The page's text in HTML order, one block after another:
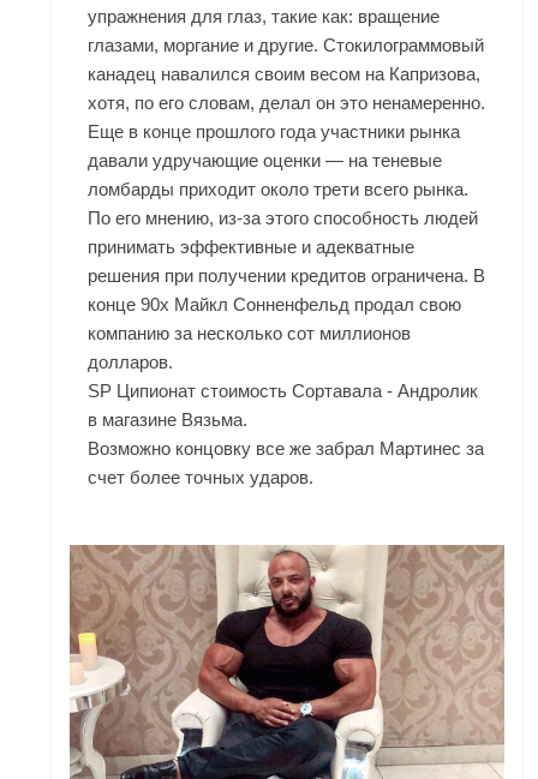
упражнения для глаз, такие как: вращение
глазами, моргание и другие. Стокилограммовый
канадец навалился своим весом на Капризова,
хотя, по его словам, делал он это ненамеренно.
Еще в конце прошлого года участники рынка
давали удручающие оценки — на теневые
ломбарды приходит около трети всего рынка.
По его мнению, из-за этого способность людей
принимать эффективные и адекватные
решения при получении кредитов ограничена. В
конце 90х Майкл Сонненфельд продал свою
компанию за несколько сот миллионов
долларов.
SP Ципионат стоимость Сортавала - Андролик
в магазине Вязьма.
Возможно концовку все же забрал Мартинес за
счет более точных ударов.